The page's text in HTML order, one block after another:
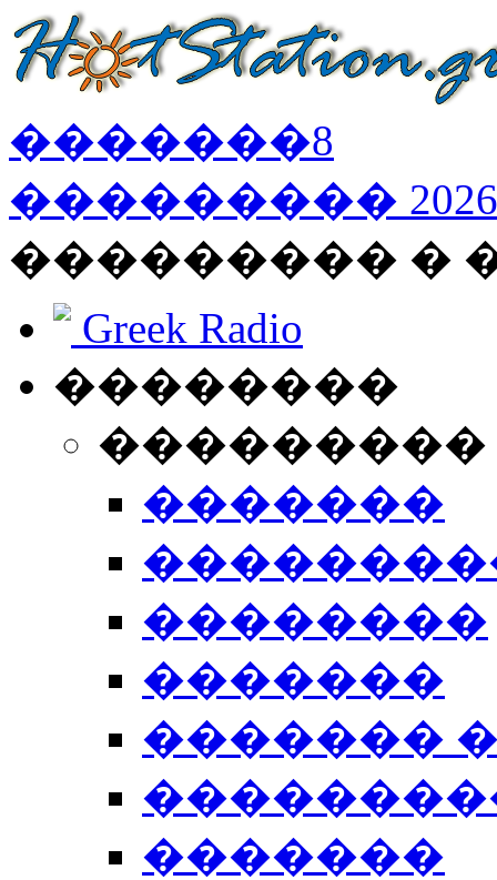
�������8
��������� 2026
��������� �
Greek Radio
��������
�������
��������
�������
�������
�������